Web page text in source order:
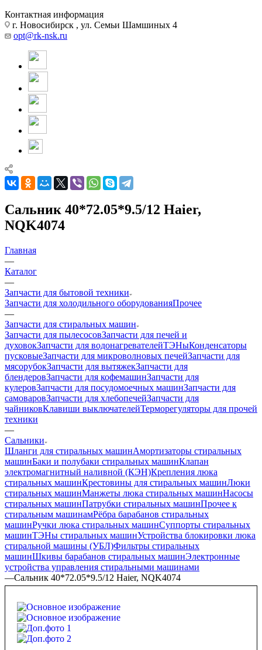
Контактная информация
г. Новосибирск , ул. Семьи Шамшиных 4
opt@rk-nsk.ru
Сальник 40*72.05*9.5/12 Haier,
NQK4074
Главная
—
Каталог
—
Запчасти для бытовой техники
Запчасти для холодильного оборудованияПрочее
—
Запчасти для стиральных машин
Запчасти для пылесосовЗапчасти для печей и
духовокЗапчасти для водонагревателейТЭНыКонденсаторы
пусковыеЗапчасти для микроволновых печейЗапчасти для
мясорубокЗапчасти для вытяжекЗапчасти для
блендеровЗапчасти для кофемашинЗапчасти для
кулеровЗапчасти для посудомоечных машинЗапчасти для
самоваровЗапчасти для хлебопечейЗапчасти для
чайниковКлавиши выключателейТерморегуляторы для прочей
техники
—
Сальники
Шланги для стиральных машинАмортизаторы стиральных
машинБаки и полубаки стиральных машинКлапан
электромагнитный наливной (КЭН)Крепления люка
стиральных машинКрестовины для стиральных машинЛюки
стиральных машинМанжеты люка стиральных машинНасосы
стиральных машинПатрубки стиральных машинПрочее к
стиральным машинамРёбра барабанов стиральных
машинРучки люка стиральных машинСуппорты стиральных
машинТЭНы стиральных машинУстройства блокировки люка
стиральной машины (УБЛ)Фильтры стиральных
машинШкивы барабанов стиральных машинЭлектронные
устройства управления стиральными машинами
—Сальник 40*72.05*9.5/12 Haier, NQK4074